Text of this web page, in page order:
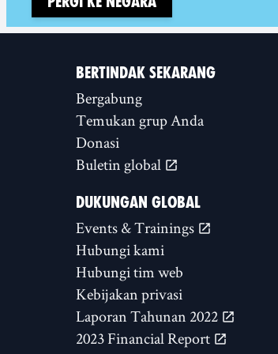
BERTINDAK SEKARANG
Bergabung
Temukan grup Anda
Donasi
Buletin global
DUKUNGAN GLOBAL
Events & Trainings
Hubungi kami
Hubungi tim web
Kebijakan privasi
Laporan Tahunan 2022
2023 Financial Report